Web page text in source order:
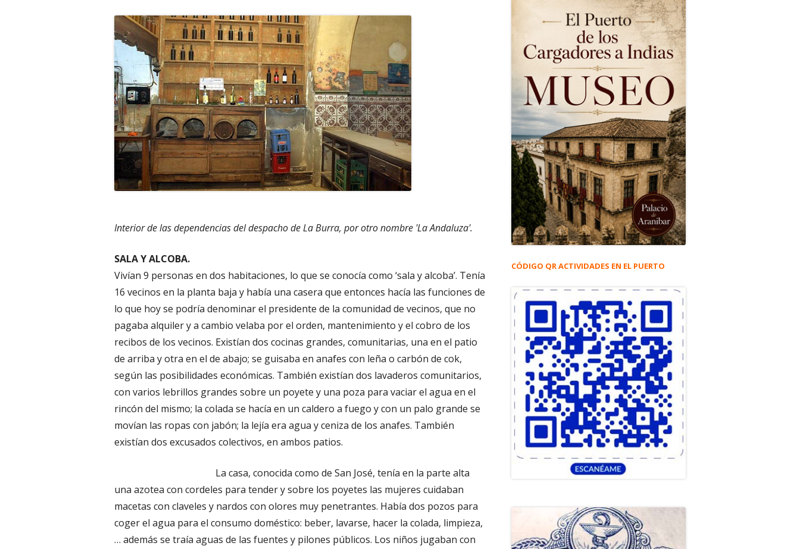
Interior de las dependencias del despacho de La Burra, por otro nombre 'La Andaluza'.
SALA Y ALCOBA.
Vivían 9 personas en dos habitaciones, lo que se conocía como ‘sala y alcoba’. Tenía
16 vecinos en la planta baja y había una casera que entonces hacía las funciones de
lo que hoy se podría denominar el presidente de la comunidad de vecinos, que no
pagaba alquiler y a cambio velaba por el orden, mantenimiento y el cobro de los
recibos de los vecinos. Existían dos cocinas grandes, comunitarias, una en el patio
de arriba y otra en el de abajo; se guisaba en anafes con leña o carbón de cok,
según las posibilidades económicas. También existían dos lavaderos comunitarios,
con varios lebrillos grandes sobre un poyete y una poza para vaciar el agua en el
rincón del mismo; la colada se hacía en un caldero a fuego y con un palo grande se
movían las ropas con jabón; la lejía era agua y ceniza de los anafes. También
existían dos excusados colectivos, en ambos patios.
La casa, conocida como de San José, tenía en la parte alta
una azotea con cordeles para tender y sobre los poyetes las mujeres cuidaban
macetas con claveles y nardos con olores muy penetrantes. Había dos pozos para
coger el agua para el consumo doméstico: beber, lavarse, hacer la colada, limpieza,
… además se traía aguas de las fuentes y pilones públicos. Los niños jugaban con
CÓDIGO QR ACTIVIDADES EN EL PUERTO